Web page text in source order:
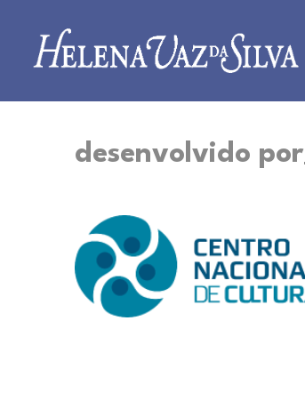
desenvolvido por